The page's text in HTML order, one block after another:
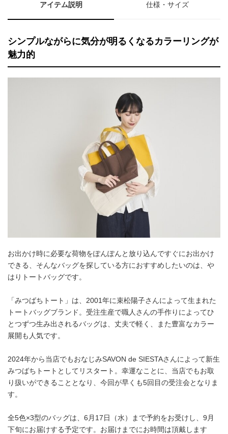
アイテム説明 仕様・サイズ
シンプルながらに気分が明るくなるカラーリングが
魅力的
お出かけ時に必要な荷物をぽんぽんと放り込んですぐにお出かけ
できる、そんなバッグを探している方におすすめしたいのは、や
はりトートバッグです。
「みつばちトート」は、2001年に束松陽子さんによって生まれた
トートバッグブランド。受注生産で職人さんの手作りによってひ
とつずつ生み出されるバッグは、丈夫で軽く、また豊富なカラー
展開も人気です。
2024年から当店でもおなじみSAVON de SIESTAさんによって新生
みつばちトートとしてリスタート。幸運なことに、当店でもお取
り扱いができることとなり、今回が早くも5回目の受注会となりま
す。
全5色×3型のバッグは、6月17日（水）まで予約をお受けし、9月
下旬にお届けする予定です。お届けまでにお時間は頂戴します